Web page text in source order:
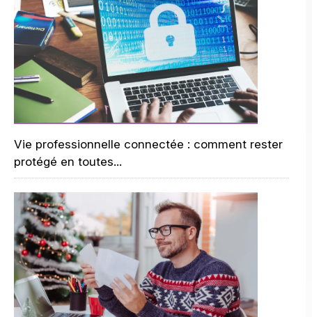
Vie professionnelle connectée : comment rester
protégé en toutes...